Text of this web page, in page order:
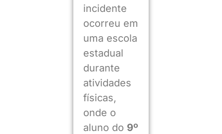
incidente
ocorreu em
uma escola
estadual
durante
atividades
físicas,
onde o
aluno do 9º